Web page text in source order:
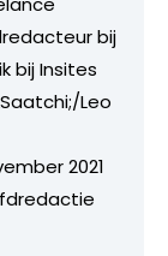
bij
bij Insites
Leo
2021